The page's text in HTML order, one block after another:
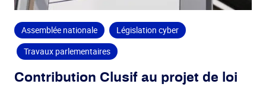
Assemblée nationale
Législation cyber
Travaux parlementaires
Contribution Clusif au projet de loi